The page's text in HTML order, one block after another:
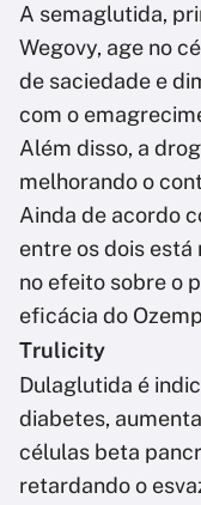
A semaglutida,
Wegovy, age no
de saciedade e
com o
Além disso, a
melhorando o
Ainda de acordo
entre os dois está
no efeito sobre o
eficácia do
Trulicity
Dulaglutida é
diabetes,
células beta
retardando o